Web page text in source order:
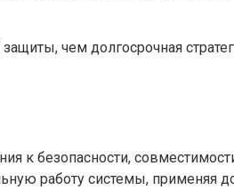
чем долгосрочная
к безопасности,
работу системы, применяя